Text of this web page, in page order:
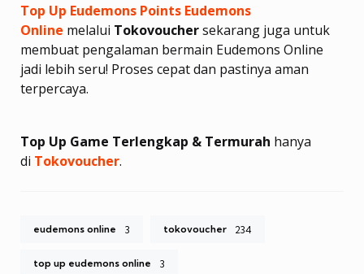
Top Up Eudemons Points Eudemons
Online melalui Tokovouchersekarang juga untuk
membuat pengalaman bermain Eudemons Online
jadi lebih seru! Proses cepat dan pastinya aman
terpercaya.
Top Up Game Terlengkap & Termurah hanya
di Tokovoucher.
eudemons online 3 tokovoucher 234
top up eudemons online 3